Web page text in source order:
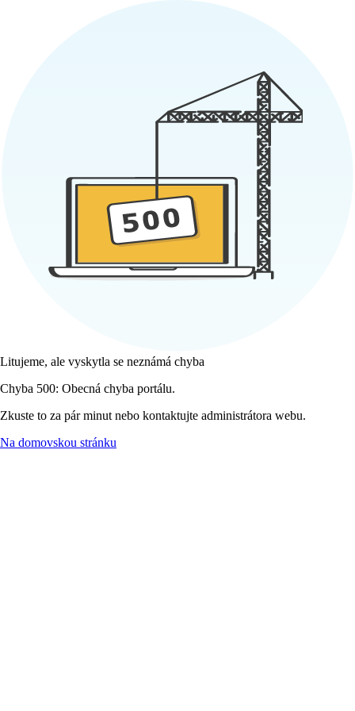
Litujeme, ale vyskytla se neznámá chyba
Chyba 500: Obecná chyba portálu.
Zkuste to za pár minut nebo kontaktujte administrátora webu.
Na domovskou stránku